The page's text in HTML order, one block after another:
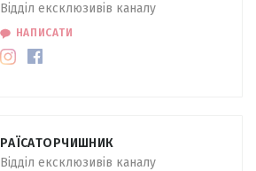
Відділ ексклюзивів каналу
НАПИСАТИ
РАЇСАТОРЧИШНИК
Відділ ексклюзивів каналу